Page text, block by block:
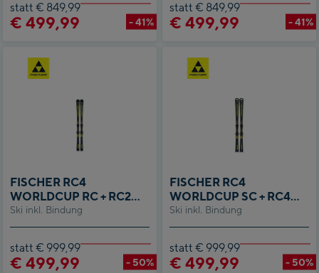
statt € 849,99
€ 499,99 - 41%
statt € 849,99
€ 499,99 - 41%
Ski inkl. Bindung
FISCHER RC4
WORLDCUP RC + RC2
Z12 GW
statt € 999,99
€ 499,99 - 50%
Ski inkl. Bindung
FISCHER RC4
WORLDCUP SC + RC4
Z12 GW
statt € 999,99
€ 499,99 - 50%